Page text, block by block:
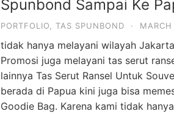
Spunbond Sampai Ke
PORTFOLIO TAS SPUNBOND ·
tidak hanya melayani wilayah
Promosi juga melayani tas serut
lainnya Tas Serut Ransel Untuk
berada di Papua kini juga bisa
Goodie Bag. Karena kami tidak